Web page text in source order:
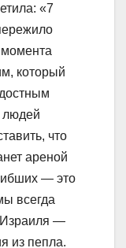
«7
который
людей
что
ареной
— это
всегда
—
из пепла.